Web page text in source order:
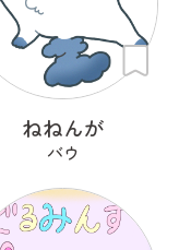
ねねんが
バウ